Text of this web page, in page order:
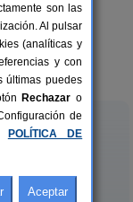
14 pers.
desde16 €
son las
Al pulsar
(analíticas y
y con
últimas puedes
Rechazar o
de
POLÍTICA DE